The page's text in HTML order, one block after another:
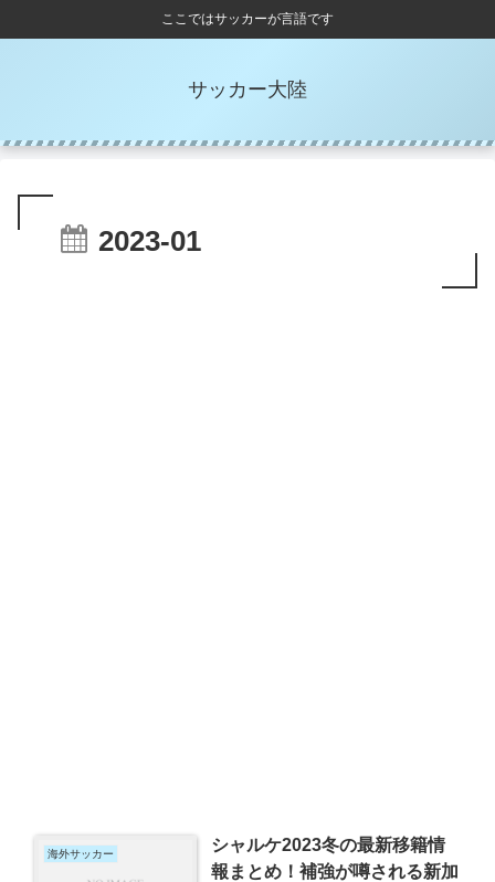
ここではサッカーが言語です
サッカー大陸
2023-01
海外サッカー
シャルケ2023冬の最新移籍情
報まとめ！補強が噂される新加